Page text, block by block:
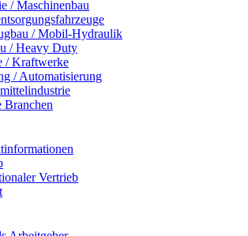
/ Maschinenbau
/ Mobil-Hydraulik
/ Heavy Duty
/ Kraftwerke
/ Automatisierung
Branchen
Vertrieb